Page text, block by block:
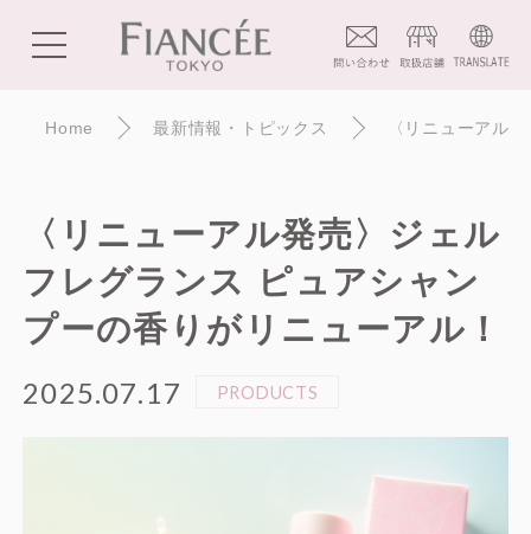
Home 最新情報・トピックス 〈リニューアル
〈リニューアル発売〉ジェル
フレグランス ピュアシャン
プーの香りがリニューアル！
2025.07.17 PRODUCTS